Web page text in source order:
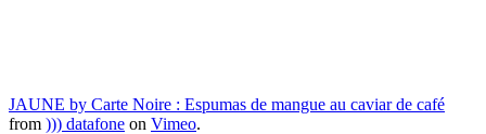
‪JAUNE by Carte Noire : Espumas de mangue au caviar de café‬
from ))) datafone on Vimeo.